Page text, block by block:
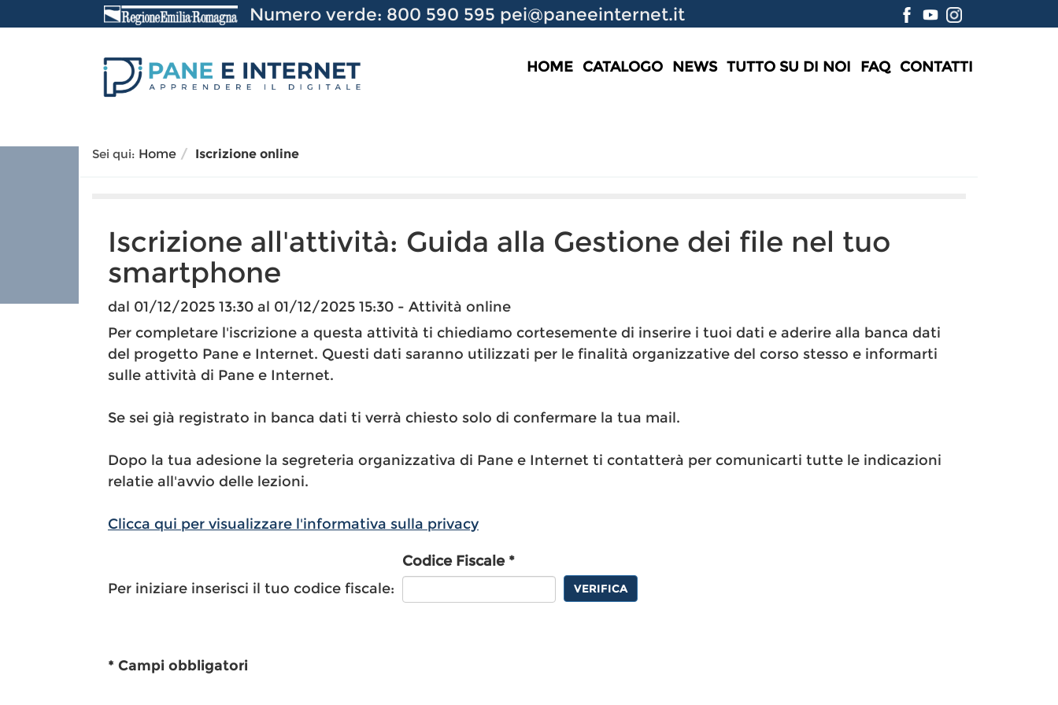
al
Numero verde: 800 590 595 pei@paneeinternet.it
HOME CATALOGO NEWS TUTTO SU DI NOI FAQ CONTATTI
Sei qui: Home Iscrizione online
Iscrizione all'attività: Guida alla Gestione dei file nel tuo
smartphone
dal 01/12/2025 13:30 al 01/12/2025 15:30 - Attività online
Per completare l'iscrizione a questa attività ti chiediamo cortesemente di inserire i tuoi dati e aderire alla banca dati
del progetto Pane e Internet. Questi dati saranno utilizzati per le finalità organizzative del corso stesso e informarti
sulle attività di Pane e Internet.
Se sei già registrato in banca dati ti verrà chiesto solo di confermare la tua mail.
Dopo la tua adesione la segreteria organizzativa di Pane e Internet ti contatterà per comunicarti tutte le indicazioni
relatie all'avvio delle lezioni.
Clicca qui per visualizzare l'informativa sulla privacy
Per iniziare inserisci il tuo codice fiscale:
Codice Fiscale *
VERIFICA
* Campi obbligatori